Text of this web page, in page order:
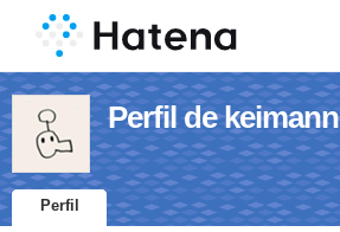
Perfil de keimann
Perfil